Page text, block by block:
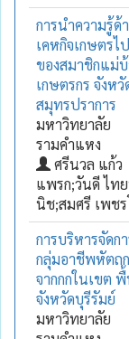
การนำความรู้ด้
เคหกิจเกษตรไ
ของสมาชิกแม่
เกษตรกร จังหวั
สมุทรปราการ
มหาวิทยาลัย
รามคำแหง
ศรีนวล แก้ว
แพรก;วันดี ไท
นิช;สมศรี เพช
การบริหารจัดก
กลุ่มอาชีพหัตถ
จากกกในเขต
จังหวัดบุรีรัมย์
มหาวิทยาลัย